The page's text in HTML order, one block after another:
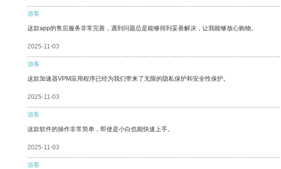
游客
这款app的售后服务非常完善，遇到问题总是能够得到妥善解决，让我能够放心购物。
2025-11-03
游客
这款加速器VPM应用程序已经为我们带来了无限的隐私保护和安全性保护。
2025-11-03
游客
这款软件的操作非常简单，即使是小白也能快速上手。
2025-11-03
游客